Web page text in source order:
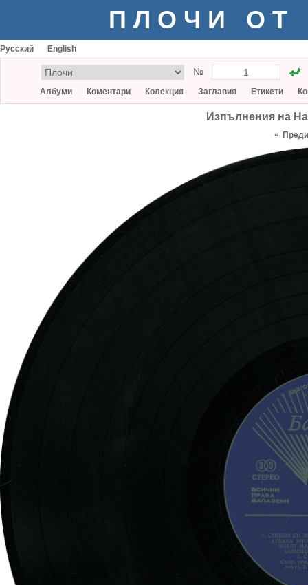
ПЛОЧИ ОТ
Русский English
№
Албуми Коментари Колекция Заглавия Етикети
Изпълнения на
«